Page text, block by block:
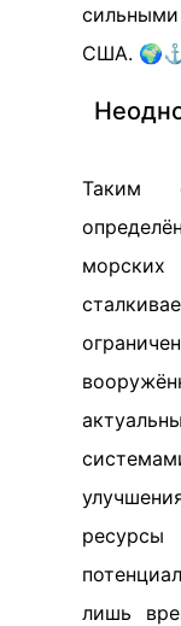
США.
Таким
лишь